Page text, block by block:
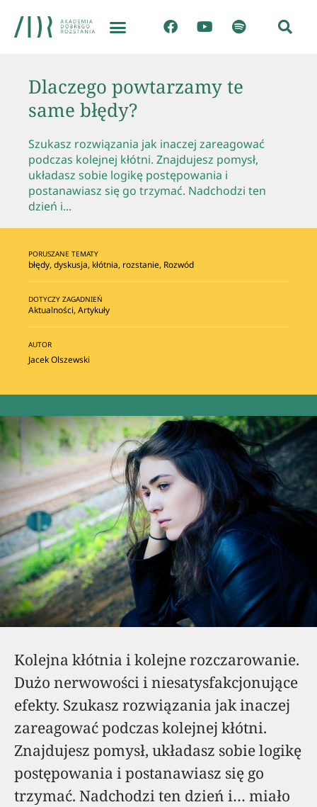
Dlaczego powtarzamy te
same błędy?
Szukasz rozwiązania jak inaczej zareagować
podczas kolejnej kłótni. Znajdujesz pomysł,
układasz sobie logikę postępowania i
postanawiasz się go trzymać. Nadchodzi ten
dzień i...
PORUSZANE TEMATY
błędy,dyskusja, kłótnia, rozstanie, Rozwód
DOTYCZY ZAGADNIEŃ
Aktualności,Artykuły
AUTOR
Jacek Olszewski
Kolejna kłótnia i kolejne rozczarowanie.
Dużo nerwowości i niesatysfakcjonujące
efekty. Szukasz rozwiązania jak inaczej
zareagować podczas kolejnej kłótni.
Znajdujesz pomysł, układasz sobie logikę
postępowania i postanawiasz się go
trzymać. Nadchodzi ten dzień i… miało